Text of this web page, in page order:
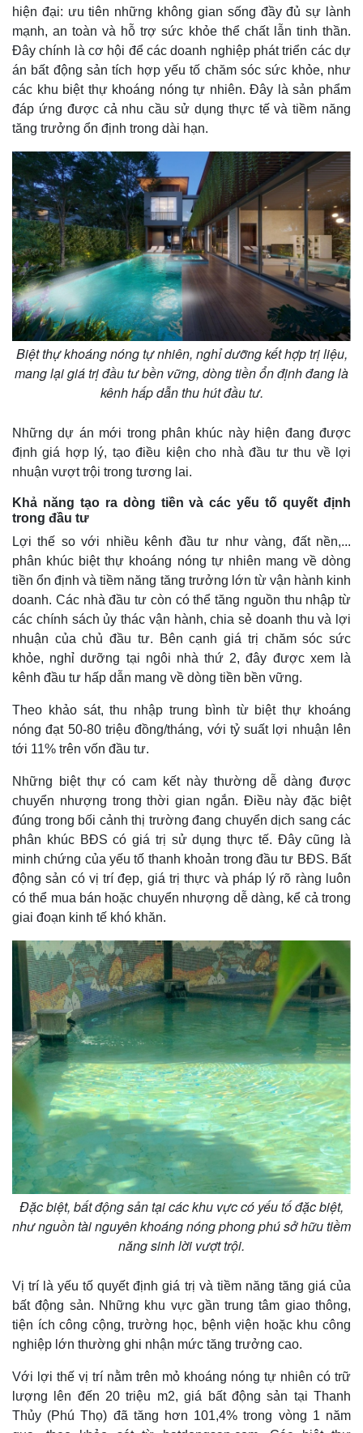
Thế giới
Quan sát
Hồ sơ
Multimedia
Video
E-Magazine
Infographic
Kinh tế
Bất động sản
Khởi nghiệp
Thị trường
Giá vàng
Giá cà phê
hiện đại: ưu tiên những không gian sống đầy đủ sự lành
mạnh, an toàn và hỗ trợ sức khỏe thể chất lẫn tinh thần.
Đây chính là cơ hội để các doanh nghiệp phát triển các dự
án bất động sản tích hợp yếu tố chăm sóc sức khỏe, như
các khu biệt thự khoáng nóng tự nhiên. Đây là sản phẩm
đáp ứng được cả nhu cầu sử dụng thực tế và tiềm năng
tăng trưởng ổn định trong dài hạn.
Biệt thự khoáng nóng tự nhiên, nghỉ dưỡng kết hợp trị liệu,
mang lại giá trị đầu tư bền vững, dòng tiền ổn định đang là
kênh hấp dẫn thu hút đầu tư.
Những dự án mới trong phân khúc này hiện đang được
định giá hợp lý, tạo điều kiện cho nhà đầu tư thu về lợi
nhuận vượt trội trong tương lai.
Khả năng tạo ra dòng tiền và các yếu tố quyết định
trong đầu tư
Lợi thế so với nhiều kênh đầu tư như vàng, đất nền,...
phân khúc biệt thự khoáng nóng tự nhiên mang về dòng
tiền ổn định và tiềm năng tăng trưởng lớn từ vận hành kinh
doanh. Các nhà đầu tư còn có thể tăng nguồn thu nhập từ
các chính sách ủy thác vận hành, chia sẻ doanh thu và lợi
nhuận của chủ đầu tư. Bên cạnh giá trị chăm sóc sức
khỏe, nghỉ dưỡng tại ngôi nhà thứ 2, đây được xem là
kênh đầu tư hấp dẫn mang về dòng tiền bền vững.
Theo khảo sát, thu nhập trung bình từ biệt thự khoáng
nóng đạt 50-80 triệu đồng/tháng, với tỷ suất lợi nhuận lên
tới 11% trên vốn đầu tư.
Những biệt thự có cam kết này thường dễ dàng được
chuyển nhượng trong thời gian ngắn. Điều này đặc biệt
đúng trong bối cảnh thị trường đang chuyển dịch sang các
phân khúc BĐS có giá trị sử dụng thực tế. Đây cũng là
minh chứng của yếu tố thanh khoản trong đầu tư BĐS. Bất
động sản có vị trí đẹp, giá trị thực và pháp lý rõ ràng luôn
có thể mua bán hoặc chuyển nhượng dễ dàng, kể cả trong
giai đoạn kinh tế khó khăn.
Đặc biệt, bất động sản tại các khu vực có yếu tố đặc biệt,
như nguồn tài nguyên khoáng nóng phong phú sở hữu tiềm
năng sinh lời vượt trội.
Vị trí là yếu tố quyết định giá trị và tiềm năng tăng giá của
bất động sản. Những khu vực gần trung tâm giao thông,
tiện ích công cộng, trường học, bệnh viện hoặc khu công
nghiệp lớn thường ghi nhận mức tăng trưởng cao.
Với lợi thế vị trí nằm trên mỏ khoáng nóng tự nhiên có trữ
lượng lên đến 20 triệu m2, giá bất động sản tại Thanh
Thủy (Phú Thọ) đã tăng hơn 101,4% trong vòng 1 năm